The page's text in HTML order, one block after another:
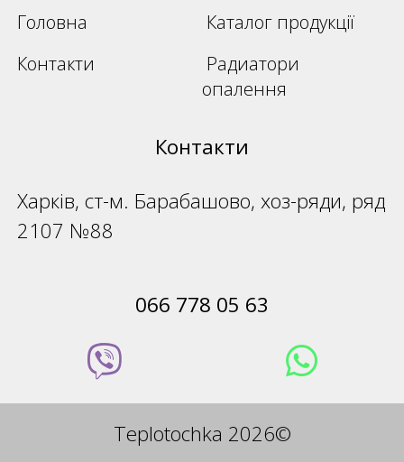
Головна
Каталог продукції
Контакти
Радиатори
опалення
Контакти
Харків, ст-м. Барабашово, хоз-ряди, ряд
2107 №88
066 778 05 63
Teplotochka 2026©